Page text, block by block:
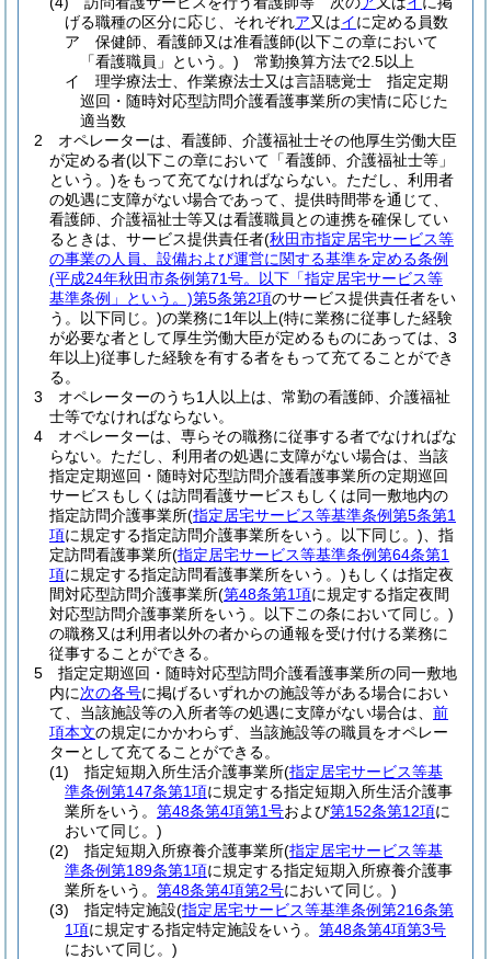
げる職種の区分に応じ、それぞれア又はイに定める員数
ア
保健師、看護師又は准看護師(以下この章において
「看護職員」という。) 常勤換算方法で2.5以上
イ
理学療法士、作業療法士又は言語聴覚士 指定定期
巡回・随時対応型訪問介護看護事業所の実情に応じた
適当数
2
オペレーターは、看護師、介護福祉士その他厚生労働大臣
が定める者(以下この章において「看護師、介護福祉士等」
という。)をもって充てなければならない。 ただし、利用者
の処遇に支障がない場合であって、提供時間帯を通じて、
看護師、介護福祉士等又は看護職員との連携を確保してい
るときは、サービス提供責任者(秋田市指定居宅サービス等
の事業の人員、設備および運営に関する基準を定める条例
(平成24年秋田市条例第71号。以下「指定居宅サービス等
基準条例」という。)第5条第2項のサービス提供責任者をい
う。以下同じ。)の業務に1年以上(特に業務に従事した経験
が必要な者として厚生労働大臣が定めるものにあっては、3
年以上)従事した経験を有する者をもって充てることができ
る。
3
オペレーターのうち1人以上は、常勤の看護師、介護福祉
士等でなければならない。
4
オペレーターは、専らその職務に従事する者でなければな
らない。 ただし、利用者の処遇に支障がない場合は、当該
指定定期巡回・随時対応型訪問介護看護事業所の定期巡回
サービスもしくは訪問看護サービスもしくは同一敷地内の
指定訪問介護事業所(指定居宅サービス等基準条例第5条第1
項に規定する指定訪問介護事業所をいう。以下同じ。) 、指
定訪問看護事業所(指定居宅サービス等基準条例第64条第1
項に規定する指定訪問看護事業所をいう。)もしくは指定夜
間対応型訪問介護事業所(第48条第1項に規定する指定夜間
対応型訪問介護事業所をいう。以下この条において同じ。)
の職務又は利用者以外の者からの通報を受け付ける業務に
従事することができる。
5
指定定期巡回・随時対応型訪問介護看護事業所の同一敷地
内に次の各号に掲げるいずれかの施設等がある場合におい
て、当該施設等の入所者等の処遇に支障がない場合は、 前
項本文の規定にかかわらず、当該施設等の職員をオペレー
ターとして充てることができる。
(1)
指定短期入所生活介護事業所(指定居宅サービス等基
準条例第147条第1項に規定する指定短期入所生活介護事
業所をいう。 第48条第4項第1号および第152条第12項に
おいて同じ。)
(2)
指定短期入所療養介護事業所(指定居宅サービス等基
準条例第189条第1項に規定する指定短期入所療養介護事
業所をいう。 第48条第4項第2号において同じ。)
(3)
指定特定施設(指定居宅サービス等基準条例第216条第
1項に規定する指定特定施設をいう。 第48条第4項第3号
において同じ。)